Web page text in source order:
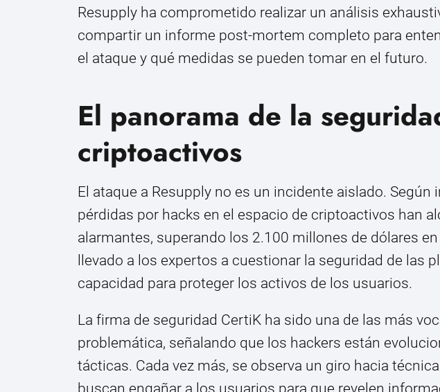
Resupply ha comprometido realizar un análisis
compartir un informe post-mortem completo para
el ataque y qué medidas se pueden tomar en el futuro.
El panorama de la
criptoactivos
El ataque a Resupply no es un incidente aislado. Según
pérdidas por hacks en el espacio de criptoactivos han
alarmantes, superando los 2.100 millones de dólares
llevado a los expertos a cuestionar la seguridad de las
capacidad para proteger los activos de los usuarios.
La firma de seguridad CertiK ha sido una de las más
problemática, señalando que los hackers están
tácticas. Cada vez más, se observa un giro hacia
buscan engañar a los usuarios para que revelen